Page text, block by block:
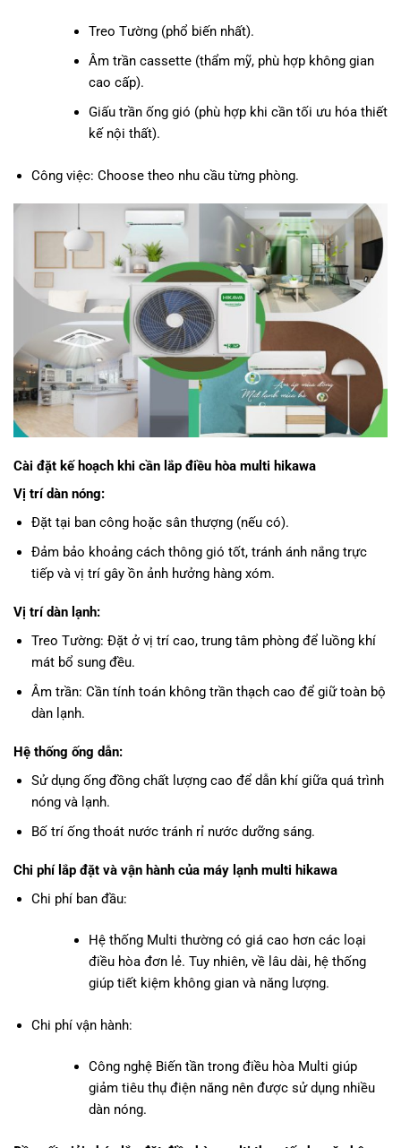
Treo Tường (phổ biến nhất).
Âm trần cassette (thẩm mỹ, phù hợp không gian
cao cấp).
Giấu trần ống gió (phù hợp khi cần tối ưu hóa thiết
kế nội thất).
Công việc: Choose theo nhu cầu từng phòng.
Cài đặt kế hoạch khi cần lắp điều hòa multi hikawa
Vị trí dàn nóng:
Đặt tại ban công hoặc sân thượng (nếu có).
Đảm bảo khoảng cách thông gió tốt, tránh ánh nắng trực
tiếp và vị trí gây ồn ảnh hưởng hàng xóm.
Vị trí dàn lạnh:
Treo Tường: Đặt ở vị trí cao, trung tâm phòng để luồng khí
mát bổ sung đều.
Âm trần: Cần tính toán không trần thạch cao để giữ toàn bộ
dàn lạnh.
Hệ thống ống dẫn:
Sử dụng ống đồng chất lượng cao để dẫn khí giữa quá trình
nóng và lạnh.
Bố trí ống thoát nước tránh rỉ nước dưỡng sáng.
Chi phí lắp đặt và vận hành của máy lạnh multi hikawa
Chi phí ban đầu:
Hệ thống Multi thường có giá cao hơn các loại
điều hòa đơn lẻ. Tuy nhiên, về lâu dài, hệ thống
giúp tiết kiệm không gian và năng lượng.
Chi phí vận hành:
Công nghệ Biến tần trong điều hòa Multi giúp
giảm tiêu thụ điện năng nên được sử dụng nhiều
dàn nóng.